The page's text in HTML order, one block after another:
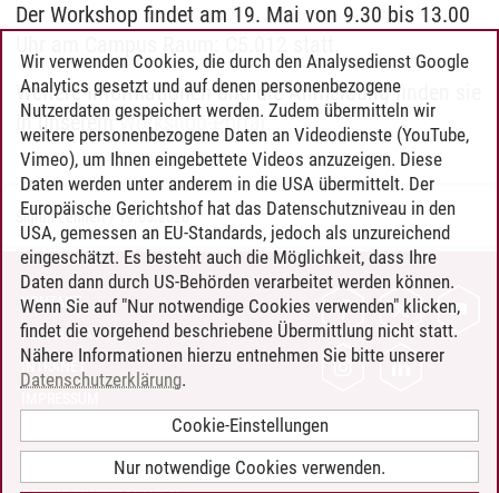
Der Workshop findet am 19. Mai von 9.30 bis 13.00
Weitere Informationen und die Anmeldung finden sie
in unseremWorkshop-Portal .
Sigrun Lehnert/19.05.2026
KONTAKT
LEUPHANA ALS ARBEITGEBER
INTRANET
BARRIEREFREIHEIT
Wir verwenden Cookies, die durch den Analysedienst Google
Analytics gesetzt und auf denen personenbezogene
Nutzerdaten gespeichert werden. Zudem übermitteln wir
weitere personenbezogene Daten an Videodienste (YouTube,
Vimeo), um Ihnen eingebettete Videos anzuzeigen. Diese
Daten werden unter anderem in die USA übermittelt. Der
Europäische Gerichtshof hat das Datenschutzniveau in den
USA, gemessen an EU-Standards, jedoch als unzureichend
eingeschätzt. Es besteht auch die Möglichkeit, dass Ihre
Daten dann durch US-Behörden verarbeitet werden können.
Wenn Sie auf "Nur notwendige Cookies verwenden" klicken,
findet die vorgehend beschriebene Übermittlung nicht statt.
Nähere Informationen hierzu entnehmen Sie bitte unserer
Datenschutzerklärung.
Cookie-Einstellungen
Nur notwendige Cookies verwenden.